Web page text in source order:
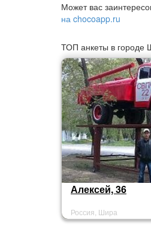
Может вас
на chocoapp.ru
ТОП анкеты в городе
Алексей, 36
Россия, Шира